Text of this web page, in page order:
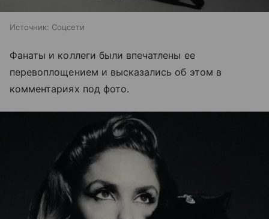
Источник: Соцсети
Фанаты и коллеги были впечатлены ее
перевоплощением и высказались об этом в
комментариях под фото.